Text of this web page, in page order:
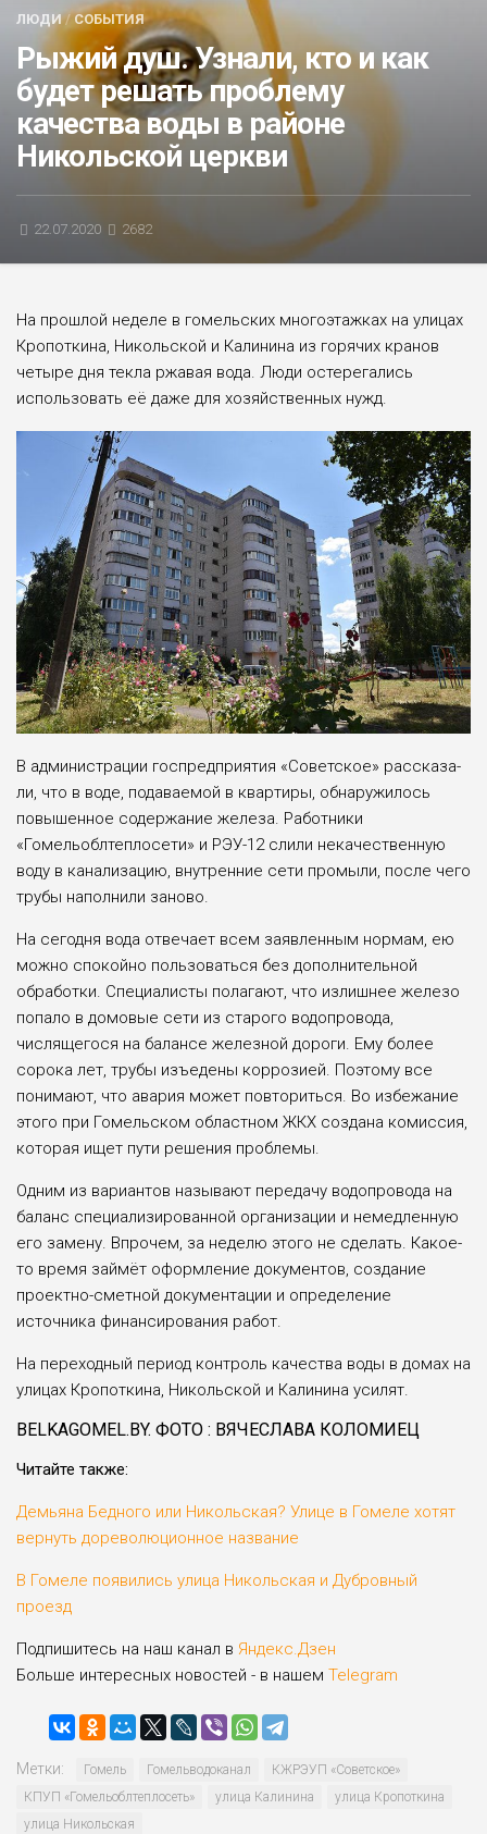
БЛИЦ-ОПРОС
АФИША
ЛЮДИ/СОБЫТИЯ
Рыжий душ. Узнали, кто и как
будет решать проблему
качества воды в районе
Никольской церкви
22.07.2020 2682
На прошлой неделе в гомельских многоэтажках на улицах
Кропоткина, Никольской и Калинина из горячих кранов
четыре дня текла ржавая вода. Люди остерегались
использовать её даже для хозяйственных нужд.
В администрации госпредприятия «Советское» рассказа­
ли, что в воде, подаваемой в квар­тиры, обнаружилось
повышен­ное содержание железа. Работ­ники
«Гомельоблтеплосети» и РЭУ-12 слили некачественную
воду в канализацию, внутренние сети промыли, после чего
трубы наполнили заново.
На сегодня вода отвечает всем заявленным нормам, ею
можно спокойно пользоваться без дополнительной
обработки. Специалисты полагают, что излишнее железо
попало в домо­вые сети из старого водопровода,
числящегося на балансе желез­ной дороги. Ему более
сорока лет, трубы изъедены коррозией. Поэтому все
понимают, что ава­рия может повториться. Во избе­жание
этого при Гомельском областном ЖКХ создана комис­сия,
которая ищет пути решения проблемы.
Одним из вариантов называют передачу водопровода на
баланс специализированной организации и немедленную
его заме­ну. Впрочем, за неделю этого не сделать. Какое-
то время займёт оформление документов, созда­ние
проектно-сметной докумен­тации и определение
источника финансирования работ.
На переходный период контроль качества воды в домах на
улицах Кропоткина, Никольской и Калинина усилят.
BELKAGOMEL.BY. ФОТО : ВЯЧЕСЛАВА КОЛОМИЕЦ
Читайте также:
Демьяна Бедного или Никольская? Улице в Гомеле хотят
вернуть дореволюционное название
В Гомеле появились улица Никольская и Дубровный
проезд
Подпишитесь на наш канал в Яндекс.Дзен
Больше интересных новостей - в нашем Telegram
Метки: Гомель Гомельводоканал
КЖРЭУП «Совет­ское»
КПУП «Гомельоблтеплосеть»
улица Калинина
улица Кропоткина
улица Никольская